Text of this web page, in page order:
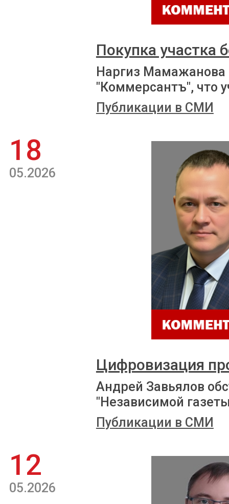
Покупка участка
Наргиз Мамажанова
"Коммерсантъ", что
Публикации в СМИ
18
05.2026
Цифровизация
Андрей Завьялов
"Независимой
Публикации в СМИ
12
05.2026